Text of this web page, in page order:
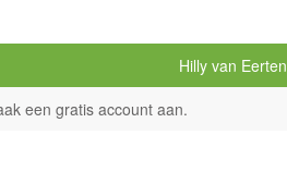
Hilly van Eerten
een gratis account aan.